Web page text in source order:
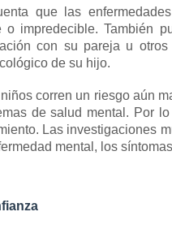
que las
o impredecible.También
con su pareja u
de su hijo.
corren un riesgo aún
de salud mental. Por
Las investigaciones
mental, los